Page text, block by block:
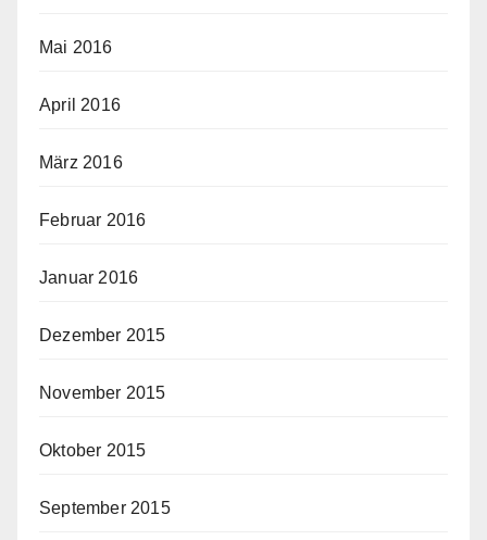
Mai 2016
April 2016
März 2016
Februar 2016
Januar 2016
Dezember 2015
November 2015
Oktober 2015
September 2015